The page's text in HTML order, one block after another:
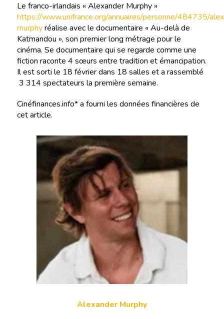
Le franco-irlandais « Alexander Murphy »
https://www.unifrance.org/annuaires/personne/484735/
murphyréalise avec le documentaire « Au-delà de
Katmandou », son premier long métrage pour le
cinéma. Se documentaire qui se regarde comme une
fiction raconte 4 sœurs entre tradition et émancipation.
Il est sorti le 18 février dans 18 salles et a rassemblé
3 314 spectateurs la première semaine.
Cinéfinances.info* a fourni les données financières de
cet article.
Alexander Murphy